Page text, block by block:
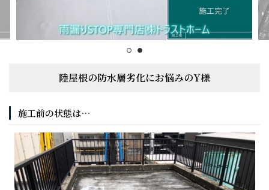
陸屋根の防水層劣化にお悩みのY様
施工前の状態は…